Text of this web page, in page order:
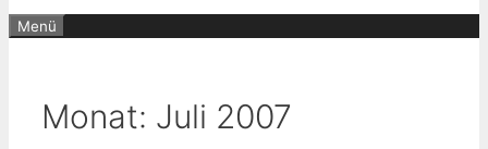
Menü
Monat: Juli 2007